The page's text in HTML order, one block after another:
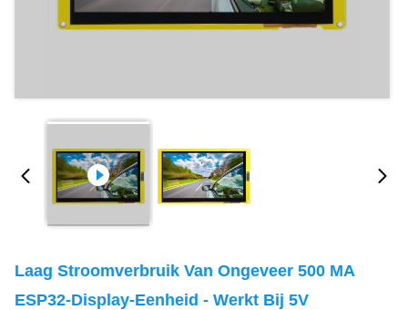
Laag Stroomverbruik Van Ongeveer 500 MA
ESP32-Display-Eenheid - Werkt Bij 5V